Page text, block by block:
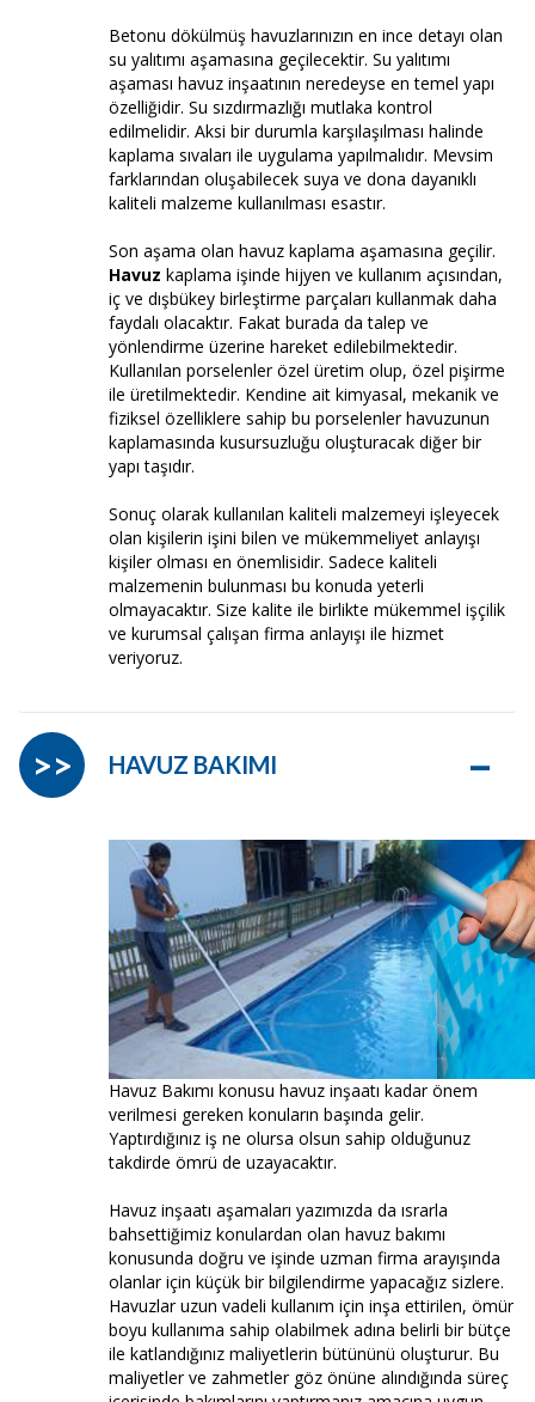
Betonu dökülmüş havuzlarınızın en ince detayı olan
su yalıtımı aşamasına geçilecektir. Su yalıtımı
aşaması havuz inşaatının neredeyse en temel yapı
özelliğidir. Su sızdırmazlığı mutlaka kontrol
edilmelidir. Aksi bir durumla karşılaşılması halinde
kaplama sıvaları ile uygulama yapılmalıdır. Mevsim
farklarından oluşabilecek suya ve dona dayanıklı
kaliteli malzeme kullanılması esastır.
Son aşama olan havuz kaplama aşamasına geçilir.
Havuz kaplama işinde hijyen ve kullanım açısından,
iç ve dışbükey birleştirme parçaları kullanmak daha
faydalı olacaktır. Fakat burada da talep ve
yönlendirme üzerine hareket edilebilmektedir.
Kullanılan porselenler özel üretim olup, özel pişirme
ile üretilmektedir. Kendine ait kimyasal, mekanik ve
fiziksel özelliklere sahip bu porselenler havuzunun
kaplamasında kusursuzluğu oluşturacak diğer bir
yapı taşıdır.
Sonuç olarak kullanılan kaliteli malzemeyi işleyecek
olan kişilerin işini bilen ve mükemmeliyet anlayışı
kişiler olması en önemlisidir. Sadece kaliteli
malzemenin bulunması bu konuda yeterli
olmayacaktır. Size kalite ile birlikte mükemmel işçilik
ve kurumsal çalışan firma anlayışı ile hizmet
veriyoruz.
HAVUZ BAKIMI –
>>
Havuz Bakımı konusu havuz inşaatı kadar önem
verilmesi gereken konuların başında gelir.
Yaptırdığınız iş ne olursa olsun sahip olduğunuz
takdirde ömrü de uzayacaktır.
Havuz inşaatı aşamaları yazımızda da ısrarla
bahsettiğimiz konulardan olan havuz bakımı
konusunda doğru ve işinde uzman firma arayışında
olanlar için küçük bir bilgilendirme yapacağız sizlere.
Havuzlar uzun vadeli kullanım için inşa ettirilen, ömür
boyu kullanıma sahip olabilmek adına belirli bir bütçe
ile katlandığınız maliyetlerin bütününü oluşturur. Bu
maliyetler ve zahmetler göz önüne alındığında süreç